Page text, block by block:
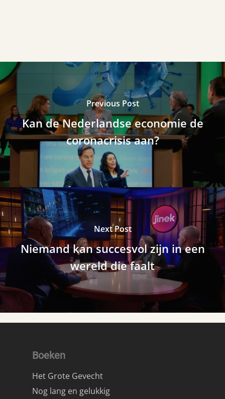
Previous Post
Kan de Nederlandse economie de
coronacrisis aan?
Next Post
Niemand kan succesvol zijn in een
wereld die faalt
Boeken
Het Grote Gevecht
Nog lang en gelukkig